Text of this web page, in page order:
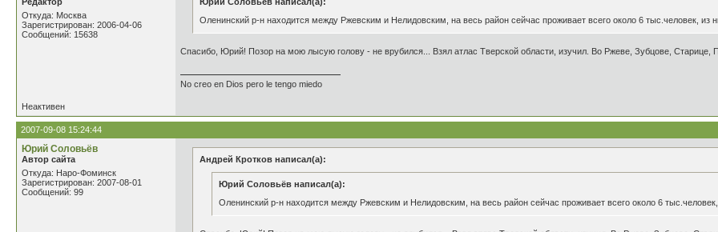
Откуда: Москва
Зарегистрирован: 2006-04-06
Сообщений: 15638
Оленинский р-н находится между Ржевским и Нелидовским, на весь район сейчас проживает всего около 6 тыс.человек, из
Спасибо, Юрий! Позор на мою лысую голову - не врубился... Взял атлас Тверской области, изучил. Во Ржеве, Зубцове, Старице,
No creo en Dios pero le tengo miedo
Неактивен
2007-09-08 15:24:44
Юрий Соловьёв
Автор сайта
Откуда: Наро-Фоминск
Зарегистрирован: 2007-08-01
Сообщений: 99
Андрей Кротков написал(а):
Юрий Соловьёв написал(а):
Оленинский р-н находится между Ржевским и Нелидовским, на весь район сейчас проживает всего около 6